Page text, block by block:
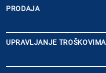
PRODAJA
UPRAVLJANJE TROŠKOVIMA